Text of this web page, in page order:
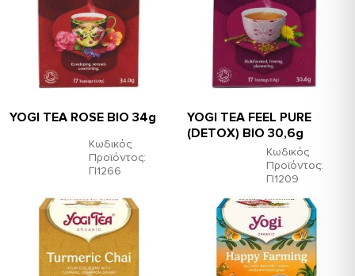
Κωδικός
Προϊόντος:
ΓΙ1266
YOGI TEA ROSE ΒΙΟ 34g
Κωδικός
Προϊόντος:
ΓΙ1209
YOGI TEA FEEL PURE
(DΕΤΟΧ) ΒΙΟ 30,6g